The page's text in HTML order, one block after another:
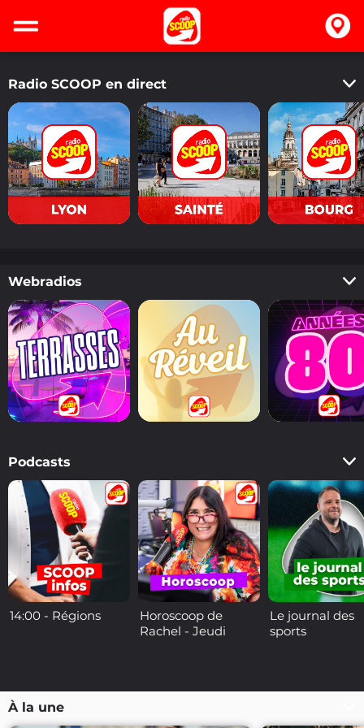
Radio SCOOP en direct
Webradios
Podcasts
14:00 - Régions
Horoscoop de
Rachel - Jeudi
Le journal des
sports
À la une